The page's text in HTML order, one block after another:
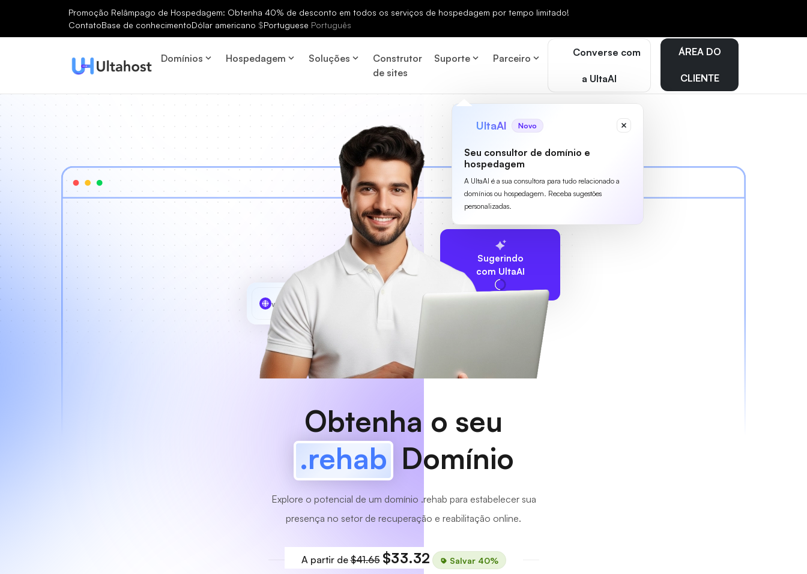
Promoção Relâmpago de Hospedagem: Obtenha 40% de desconto em todos os serviços de hospedagem por tempo limitado!
ContatoBase de conhecimentoDólar americano $Portuguese Português
Domínios Hospedagem Soluções
Construtor
de sites
Suporte Parceiro Converse com
a UltaAI
UltaAI Novo
Seu consultor de domínio e
hospedagem
A UltaAI é a sua consultora para tudo relacionado a
domínios ou hospedagem. Receba sugestões
personalizadas.
ÁREA DO
CLIENTE
Sugerindo
com UltaAI
www MyCafe
Obtenha o seu
.rehab Domínio
Explore o potencial de um domínio .rehab para estabelecer sua
presença no setor de recuperação e reabilitação online.
A partir de$41.65 $33.32 Salvar 40%